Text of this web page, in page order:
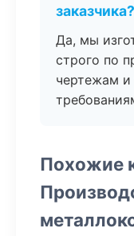
заказчика?
Да, мы
строго по
чертежам и
Похожие